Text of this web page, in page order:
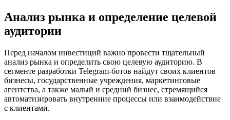
Анализ рынка и определение целевой
аудитории
Перед началом инвестиций важно провести тщательный
анализ рынка и определить свою целевую аудиторию. В
сегменте разработки Telegram-ботов найдут своих клиентов
бизнесы, государственные учреждения, маркетинговые
агентства, а также малый и средний бизнес, стремящийся
автоматизировать внутренние процессы или взаимодействие
с клиентами.